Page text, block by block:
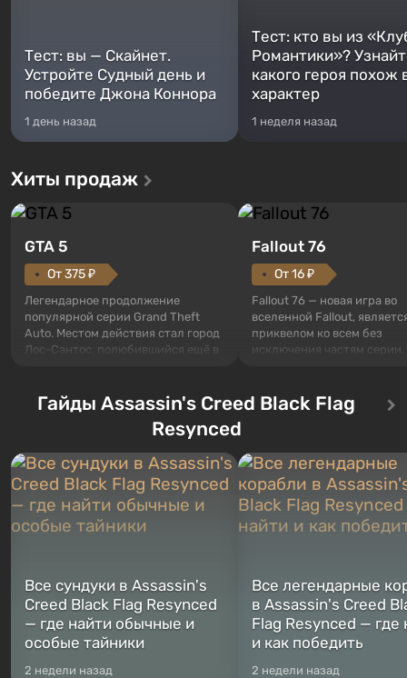
Тест: вы — Скайнет.
Устройте Судный день и
победите Джона Коннора
1 день назад
Тест: кто вы из
Романтики»?
какого героя похож
характер
1 неделя назад
Хиты продаж
GTA 5
От 375 ₽
Легендарное продолжение
популярной серии Grand Theft
Auto. Местом действия стал город
Лос-Сантос, полюбившийся ещё в
сразу трех персонажей: Майкла,
Тревора и Франклина, между
Жанр и...
Fallout 76
От 16 ₽
Fallout 76 — новая игра во
вселенной Fallout,
приквелом ко всем без
исключения частям серии.
Оно же, по задумке
Vault-Tec, должно
Место действия Fallout...
Гайды Assassin's Creed Black Flag
Resynced
Все сундуки в Assassin's
Creed Black Flag Resynced
— где найти обычные и
особые тайники
2 недели назад
Все легендарные
в Assassin's Creed
Flag Resynced — где
и как победить
2 недели назад